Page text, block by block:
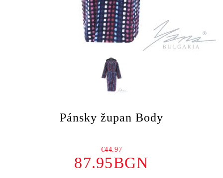
Pánsky župan Body
€44.97
87.95BGN